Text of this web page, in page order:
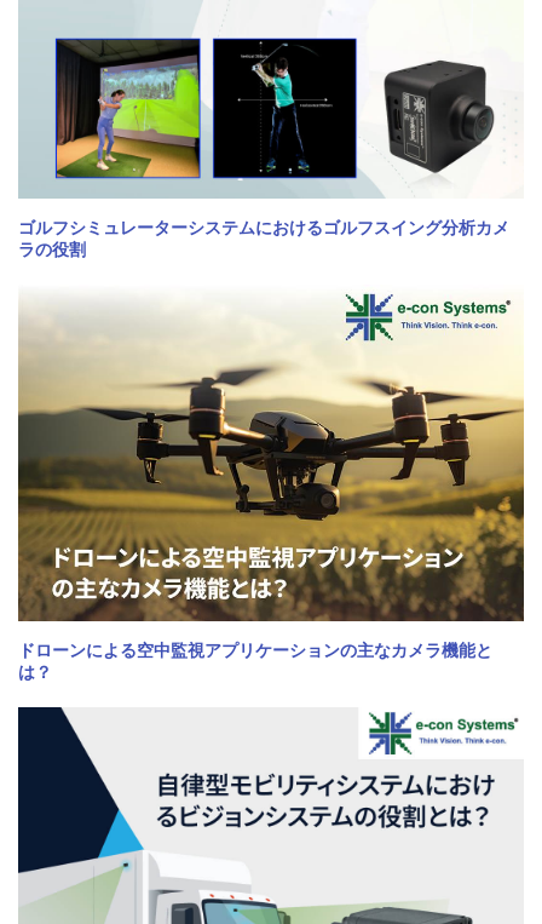
ゴルフシミュレーターシステムにおけるゴルフスイング分析カメ
ラの役割
ドローンによる空中監視アプリケーションの主なカメラ機能と
は？